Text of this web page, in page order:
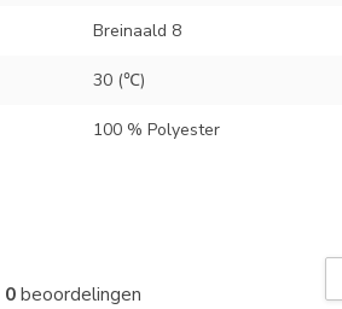
Breinaald 8
30 (℃)
100 % Polyester
0beoordelingen